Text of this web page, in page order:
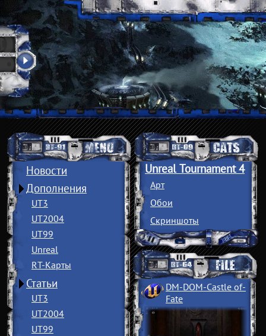
Новости
Дополнения
UT3
UT2004
UT99
Unreal
RT-Карты
Статьи
UT3
UT2004
UT99
Unreal Tournament 4
Арт
Обои
Скриншоты
DM-DOM-Castle of­
Fate